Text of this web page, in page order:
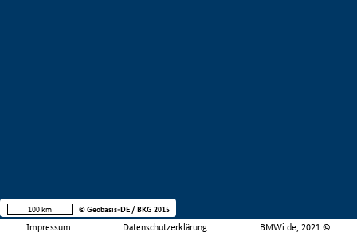
Impressum Datenschutzerklärung BMWi.de, 2021 ©
100 km © Geobasis-DE / BKG 2015